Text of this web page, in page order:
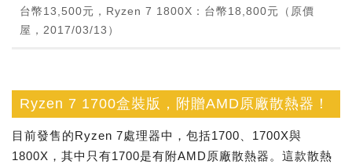
台幣13,500元，Ryzen 7 1800X：台幣18,800元（原價
屋，2017/03/13）
Ryzen 7 1700盒裝版，附贈AMD原廠散熱器！
目前發售的Ryzen 7處理器中，包括1700、1700X與
1800X，其中只有1700是有附AMD原廠散熱器。這款散熱